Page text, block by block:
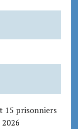
15 prisonniers